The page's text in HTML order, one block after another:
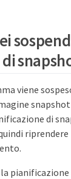
viene
di
la